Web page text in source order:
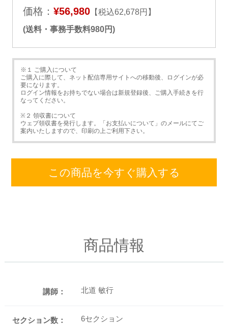
価格： ¥56,980【税込62,678円】
(送料・事務手数料980円)
※１ ご購入について
ご購入に際して、ネット配信専用サイトへの移動後、ログインが必
要になります。
ログイン情報をお持ちでない場合は新規登録後、ご購入手続きを行
なってください。
※２ 領収書について
ウェブ領収書を発行します。「お支払いについて」のメールにてご
案内いたしますので、印刷の上ご利用下さい。
この商品を今すぐ購入する
商品情報
講師： 北道 敏行
セクション数： 6セクション